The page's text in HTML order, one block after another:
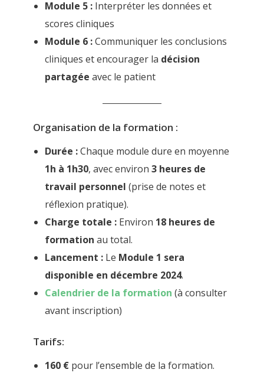
Module 5 : Interpréter les données et
scores cliniques
Module 6 :Communiquer les conclusions
cliniques et encourager la décision
partagée avec le patient
Organisation de la formation :
Durée :Chaque module dure en moyenne
1h à 1h30, avec environ 3 heures de
travail personnel (prise de notes et
réflexion pratique).
Charge totale : Environ 18 heures de
formation au total.
Lancement : Le Module 1 sera
disponible en décembre 2024.
Calendrier de la formation (à consulter
avant inscription)
Tarifs:
160 € pour l’ensemble de la formation.